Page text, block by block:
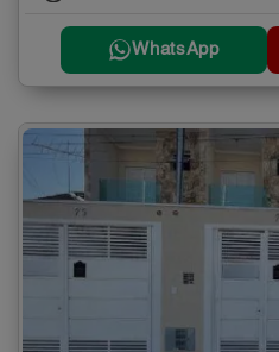
WhatsApp